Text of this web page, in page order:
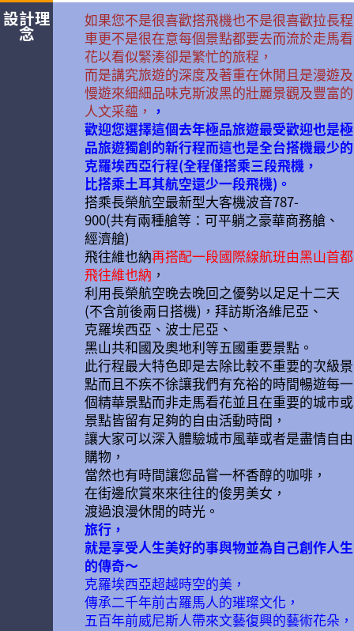
設計理
念
如果您不是很喜歡搭飛機也不是很喜歡拉長程
車更不是很在意每個景點都要去而流於走馬看
花以看似緊湊卻是繁忙的旅程，
而是講究旅遊的深度及著重在休閒且是漫遊及
慢遊來細細品味克斯波黑的壯麗景觀及豐富的
人文采蘊， ，
歡迎您選擇這個去年極品旅遊最受歡迎也是極
品旅遊獨創的新行程而這也是全台搭機最少的
克羅埃西亞行程(全程僅搭乘三段飛機，
比搭乘土耳其航空還少一段飛機)。
搭乘長榮航空最新型大客機波音787-
900(共有兩種艙等：可平躺之豪華商務艙、
經濟艙)
飛往維也納再搭配一段國際線航班由黑山首都
飛往維也納 ，
利用長榮航空晚去晚回之優勢以足足十二天
(不含前後兩日搭機)，拜訪斯洛維尼亞、
克羅埃西亞、波士尼亞、
黑山共和國及奧地利等五國重要景點。
此行程最大特色即是去除比較不重要的次級景
點而且不疾不徐讓我們有充裕的時間暢遊每一
個精華景點而非走馬看花並且在重要的城市或
景點皆留有足夠的自由活動時間，
讓大家可以深入體驗城市風華或者是盡情自由
購物，
當然也有時間讓您品嘗一杯香醇的咖啡，
在街邊欣賞來來往往的俊男美女，
渡過浪漫休閒的時光。
旅行，
就是享受人生美好的事與物並為自己創作人生
的傳奇～
克羅埃西亞超越時空的美，
傳承二千年前古羅馬人的璀璨文化，
五百年前威尼斯人帶來文藝復興的藝術花朵，